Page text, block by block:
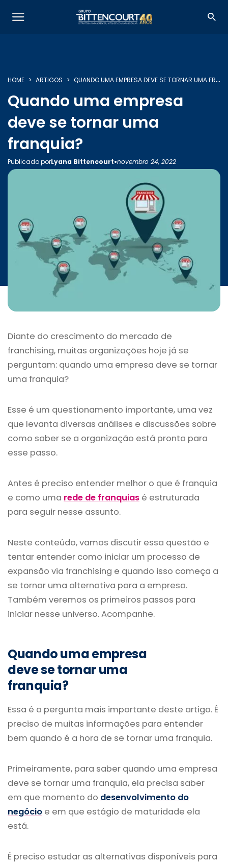
SOBRE NÓS
SERVIÇOS
INICIATIVAS
CONTATO
HOME ARTIGOS QUANDO UMA EMPRESA DEVE SE TORNAR UMA FRANQUIA?
Quando uma empresa
deve se tornar uma
franquia?
Publicado porLyana Bittencourt•novembro 24, 2022
Diante do crescimento do mercado de
franchising, muitas organizações hoje já se
perguntam: quando uma empresa deve se tornar
uma franquia?
Esse é um questionamento importante, uma vez
que levanta diversas análises e discussões sobre
como saber se a organização está pronta para
esse passo.
Antes é preciso entender melhor o que é franquia
e como uma rede de franquias é estruturada
para seguir nesse assunto.
Neste conteúdo, vamos discutir essa questão e
tentar entender como iniciar um processo de
expansão via franchising e quando isso começa a
se tornar uma alternativa para a empresa.
Também veremos os primeiros passos para
iniciar nesse universo. Acompanhe.
Quando uma empresa
deve se tornar uma
franquia?
Essa é a pergunta mais importante deste artigo. É
preciso de muitas informações para entender
bem quando é a hora de se tornar uma franquia.
Primeiramente, para saber quando uma empresa
deve se tornar uma franquia, ela precisa saber
em que momento do desenvolvimento do
negócio e em que estágio de maturidade ela
está.
É preciso estudar as alternativas disponíveis para